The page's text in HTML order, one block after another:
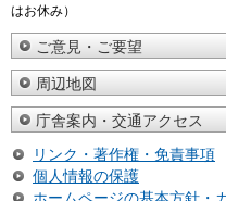
はお休み）
ご意見・ご要望
周辺地図
庁舎案内・交通アクセス
リンク・著作権・免責事項
個人情報の保護